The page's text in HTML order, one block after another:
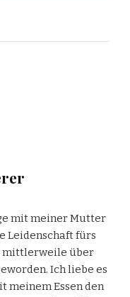
mit meiner Mutter
Leidenschaft fürs
mittlerweile über
Ich liebe es
meinem Essen den